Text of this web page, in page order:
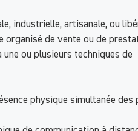
industrielle, artisanale, ou
organisé de vente ou de
ou plusieurs techniques de
physique simultanée des